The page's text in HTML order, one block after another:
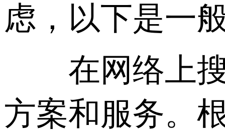
虑，以下是一
在网络上搜
方案和服务。